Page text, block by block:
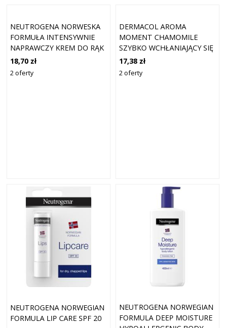
NEUTROGENA NORWESKA
FORMUŁA INTENSYWNIE
NAPRAWCZY KREM DO RĄK
CICA 50ML
18,70 zł
2 oferty
DERMACOL AROMA
MOMENT CHAMOMILE
SZYBKO WCHŁANIAJĄCY SIĘ
KREM DO RĄK 150 ML
17,38 zł
2 oferty
NEUTROGENA NORWEGIAN
FORMULA LIP CARE SPF 20
NEUTROGENA NORWEGIAN
FORMULA DEEP MOISTURE